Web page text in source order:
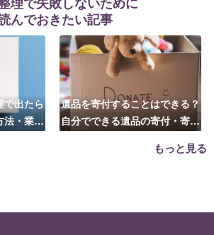
理で失敗しないために
んでおきたい記事
で出たら
法・業者
遺品を寄付することはできる？
自分でできる遺品の寄付・寄贈
もっと見る